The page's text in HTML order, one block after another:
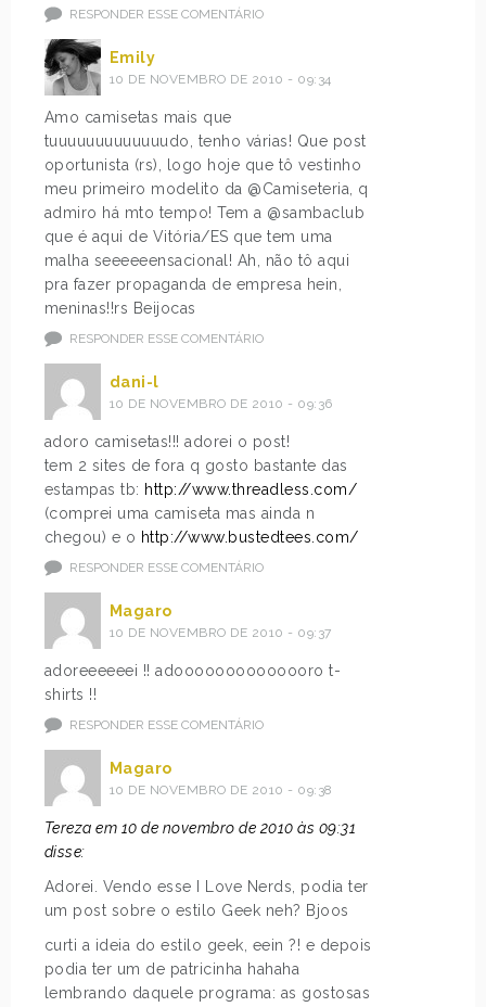
RESPONDER ESSE COMENTÁRIO
Emily
10 DE NOVEMBRO DE 2010 - 09:34
Amo camisetas mais que
tuuuuuuuuuuuuudo, tenho várias! Que post
oportunista (rs), logo hoje que tô vestinho
meu primeiro modelito da @Camiseteria, q
admiro há mto tempo! Tem a @sambaclub
que é aqui de Vitória/ES que tem uma
malha seeeeeensacional! Ah, não tô aqui
pra fazer propaganda de empresa hein,
meninas!!rs Beijocas
RESPONDER ESSE COMENTÁRIO
dani-l
10 DE NOVEMBRO DE 2010 - 09:36
adoro camisetas!!! adorei o post!
tem 2 sites de fora q gosto bastante das
estampas tb: http://www.threadless.com/
(comprei uma camiseta mas ainda n
chegou) e o http://www.bustedtees.com/
RESPONDER ESSE COMENTÁRIO
Magaro
10 DE NOVEMBRO DE 2010 - 09:37
adoreeeeeei !! adoooooooooooooro t-
shirts !!
RESPONDER ESSE COMENTÁRIO
Magaro
10 DE NOVEMBRO DE 2010 - 09:38
Tereza em 10 de novembro de 2010 às 09:31
disse:
Adorei. Vendo esse I Love Nerds, podia ter
um post sobre o estilo Geek neh? Bjoos
curti a ideia do estilo geek, eein ?! e depois
podia ter um de patricinha hahaha
lembrando daquele programa: as gostosas